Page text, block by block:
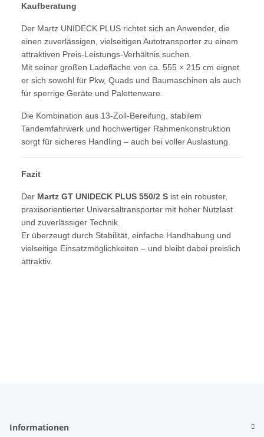
Kaufberatung
Der Martz UNIDECK PLUS richtet sich an Anwender, die
einen zuverlässigen, vielseitigen Autotransporter zu einem
attraktiven Preis-Leistungs-Verhältnis suchen.
Mit seiner großen Ladefläche von ca. 555 × 215 cm eignet
er sich sowohl für Pkw, Quads und Baumaschinen als auch
für sperrige Geräte und Palettenware.
Die Kombination aus 13-Zoll-Bereifung, stabilem
Tandemfahrwerk und hochwertiger Rahmenkonstruktion
sorgt für sicheres Handling – auch bei voller Auslastung.
Fazit
Der Martz GT UNIDECK PLUS 550/2 S ist ein robuster,
praxisorientierter Universaltransporter mit hoher Nutzlast
und zuverlässiger Technik.
Er überzeugt durch Stabilität, einfache Handhabung und
vielseitige Einsatzmöglichkeiten – und bleibt dabei preislich
attraktiv.
Informationen